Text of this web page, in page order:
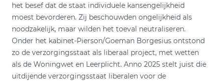
het besef dat de staat individuele kansengelijkheid
moest bevorderen. Zij beschouwden ongelijkheid als
noodzakelijk, maar wilden het toeval neutraliseren.
Onder het kabinet-Pierson/Goeman Borgesius ontstond
zo de verzorgingsstaat als liberaal project, met wetten
als de Woningwet en Leerplicht. Anno 2025 stelt juist die
uitdijende verzorgingsstaat liberalen voor de